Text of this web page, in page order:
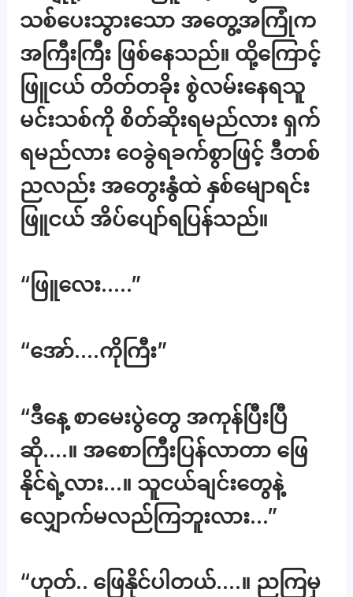
သစ်ပေးသွားသော အတွေ့အကြုံက
အကြီးကြီး ဖြစ်နေသည်။ ထို့ကြောင့်
ဖြူငယ် တိတ်တခိုး စွဲလမ်းနေရသူ
မင်းသစ်ကို စိတ်ဆိုးရမည်လား ရှက်
ရမည်လား ဝေခွဲရခက်စွာဖြင့် ဒီတစ်
ညလည်း အတွေးနွံထဲ နှစ်မျောရင်း
ဖြူငယ် အိပ်ပျော်ရပြန်သည်။
“ဖြူလေး…..”
“အော်….ကိုကြီး”
“ဒီနေ့ စာမေးပွဲတွေ အကုန်ပြီးပြီ
ဆို….။ အစောကြီးပြန်လာတာ ဖြေ
နိုင်ရဲ့လား…။ သူငယ်ချင်းတွေနဲ့
လျှောက်မလည်ကြဘူးလား…”
“ဟုတ်.. ဖြေနိုင်ပါတယ်….။ ညကြမှ